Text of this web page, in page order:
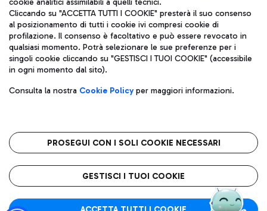
Gelateria
Wine Bar & Sparkling
Scopri le linee di autobus per raggiungere l'aeroporto
Leonardo Da Vinci.
Raggiungi l’aeroporto senza pensieri con il servizio di taxi a
Ristoranti
Scopri la nostra offerta per una pausa gustosa in aeroporto
Mappa Aeroporto Fiumicino
coordinamento di Mundys S.p.A.
Codice fiscale e Registro delle Imprese di Roma 13032990155 P.
IVA 06572251004
Capitale sociale 62.224.743,00 int. vers.
Sede legale: Via Pier Paolo Racchetti 1 - 00054 Fiumicino (RM)
telefono +39 06 65951
Privacy policy
Note legali
Roma FCO
L'aeroporto stellato
cookie analitici assimilabili a quelli tecnici.
Cliccando su "ACCETTA TUTTI I COOKIE" presterà il suo consenso
al posizionamento di tutti i cookie ivi compresi cookie di
profilazione. Il consenso è facoltativo e può essere revocato in
qualsiasi momento. Potrà selezionare le sue preferenze per i
singoli cookie cliccando su "GESTISCI I TUOI COOKIE" (accessibile
in ogni momento dal sito).
Consulta la nostra Cookie Policyper maggiori informazioni.
PROSEGUI CON I SOLI COOKIE NECESSARI
GESTISCI I TUOI COOKIE